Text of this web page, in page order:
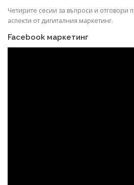
Четирите сесии за въпроси и отговори
аспекти от дигиталния маркетинг.
Facebook маркетинг